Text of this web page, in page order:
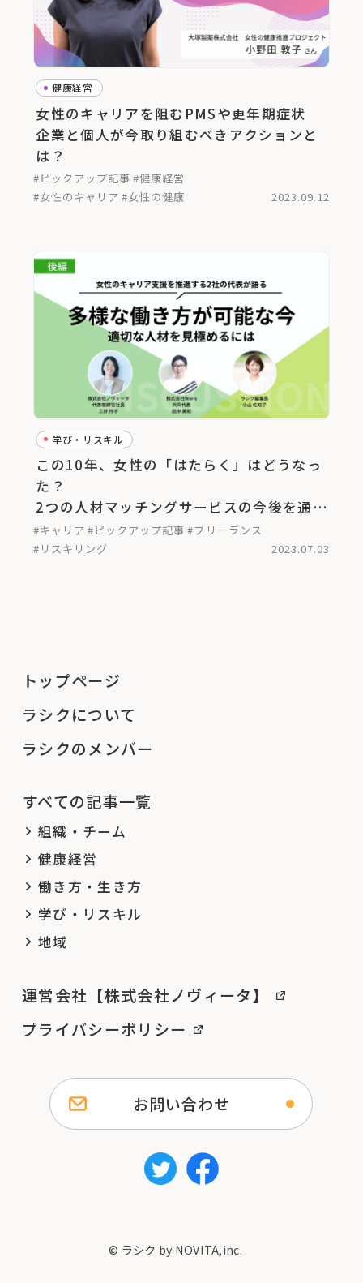
健康経営
女性のキャリアを阻むPMSや更年期症状
企業と個人が今取り組むべきアクションと
は？
#ピックアップ記事 #健康経営
#女性のキャリア #女性の健康 2023.09.12
学び・リスキル
この10年、女性の「はたらく」はどうなっ
た？
2つの人材マッチングサービスの今後を通し
て考える＜後編＞
#キャリア #ピックアップ記事 #フリーランス
#リスキリング
2023.07.03
トップページ
ラシクについて
ラシクのメンバー
すべての記事一覧
組織・チーム
健康経営
働き方・生き方
学び・リスキル
地域
運営会社【株式会社ノヴィータ】
プライバシーポリシー
お問い合わせ
© ラシク by NOVITA,inc.